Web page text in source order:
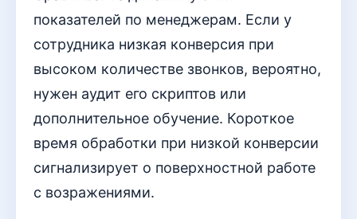
показателей по менеджерам. Если у
сотрудника низкая конверсия при
высоком количестве звонков, вероятно,
нужен аудит его скриптов или
дополнительное обучение. Короткое
время обработки при низкой конверсии
сигнализирует о поверхностной работе
с возражениями.